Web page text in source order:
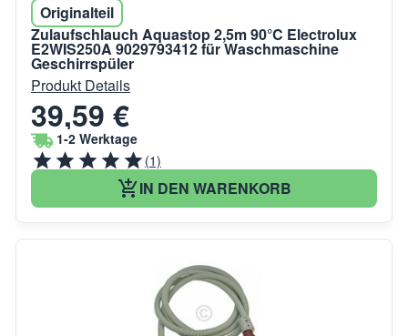
Originalteil
Zulaufschlauch Aquastop 2,5m 90°C Electrolux
E2WIS250A 9029793412 für Waschmaschine
Geschirrspüler
Produkt Details
39,59 €
1-2 Werktage
(1)
IN DEN WARENKORB